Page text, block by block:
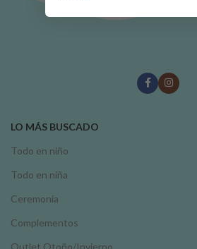
LO MÁS BUSCADO
Todo en niño
Todo en niña
Ceremonia
Complementos
Outlet Otoño/Invierno